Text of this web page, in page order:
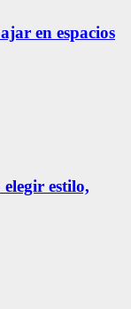
en espacios
estilo,